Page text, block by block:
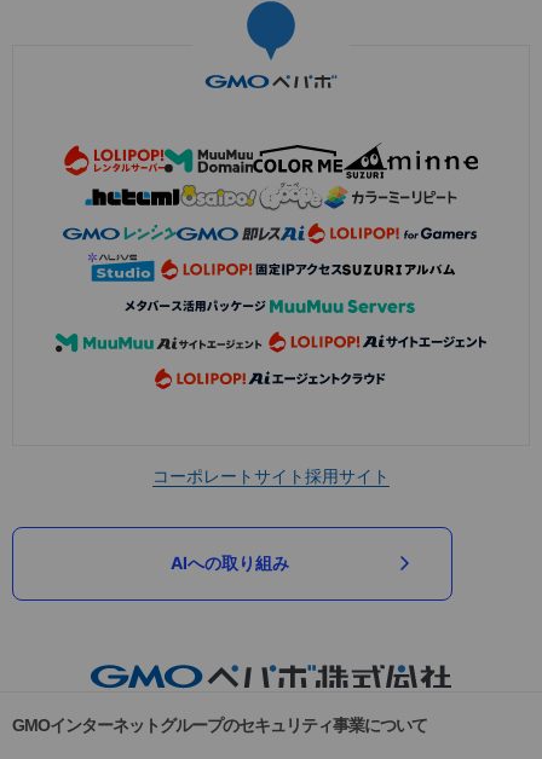
コーポレートサイト採用サイト
AIへの取り組み
GMOインターネットグループのセキュリティ事業について